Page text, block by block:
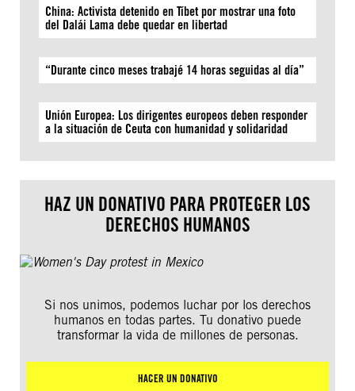
China: Activista detenido en Tíbet por mostrar una foto
del Dalái Lama debe quedar en libertad
“Durante cinco meses trabajé 14 horas seguidas al día”
Unión Europea: Los dirigentes europeos deben responder
a la situación de Ceuta con humanidad y solidaridad
HAZ UN DONATIVO PARA PROTEGER LOS
DERECHOS HUMANOS
Si nos unimos, podemos luchar por los derechos
humanos en todas partes. Tu donativo puede
transformar la vida de millones de personas.
HACER UN DONATIVO